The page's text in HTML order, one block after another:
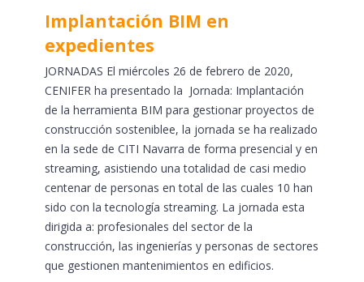
Implantación BIM en
expedientes
JORNADAS El miércoles 26 de febrero de 2020,
CENIFER ha presentado la Jornada: Implantación
de la herramienta BIM para gestionar proyectos de
construcción sosteniblee, la jornada se ha realizado
en la sede de CITI Navarra de forma presencial y en
streaming, asistiendo una totalidad de casi medio
centenar de personas en total de las cuales 10 han
sido con la tecnología streaming. La jornada esta
dirigida a: profesionales del sector de la
construcción, las ingenierías y personas de sectores
que gestionen mantenimientos en edificios.